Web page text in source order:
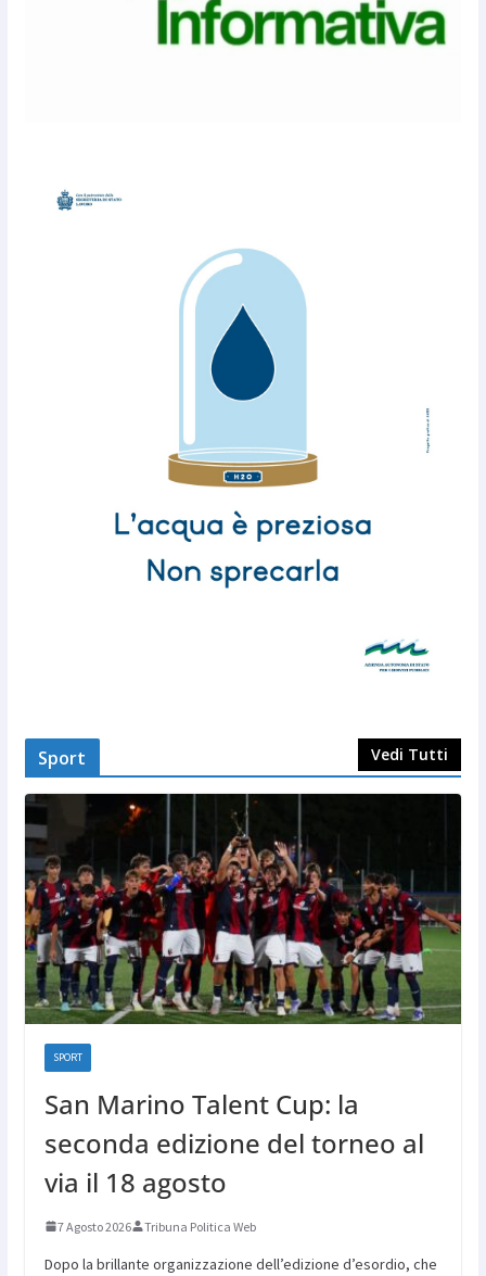
Sport Vedi Tutti
SPORT
San Marino Talent Cup: la
seconda edizione del torneo al
via il 18 agosto
7 Agosto 2026 Tribuna Politica Web
Dopo la brillante organizzazione dell’edizione d’esordio, che